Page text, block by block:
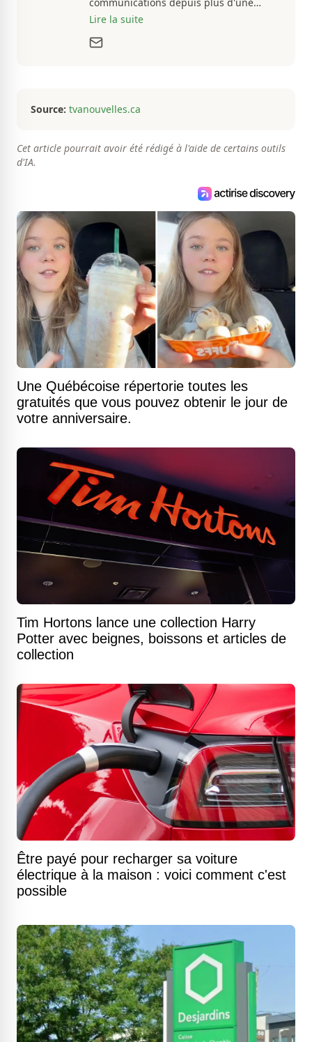
dizaine d'années, en plus d'être
actualités. Autant intéressé par les
Lire la suite
Source: tvanouvelles.ca
Cet article pourrait avoir été rédigé à l'aide de certains outils
d'IA.
Une Québécoise répertorie toutes les
gratuités que vous pouvez obtenir le jour de
votre anniversaire.
Tim Hortons lance une collection Harry
Potter avec beignes, boissons et articles de
collection
Être payé pour recharger sa voiture
électrique à la maison : voici comment c'est
possible